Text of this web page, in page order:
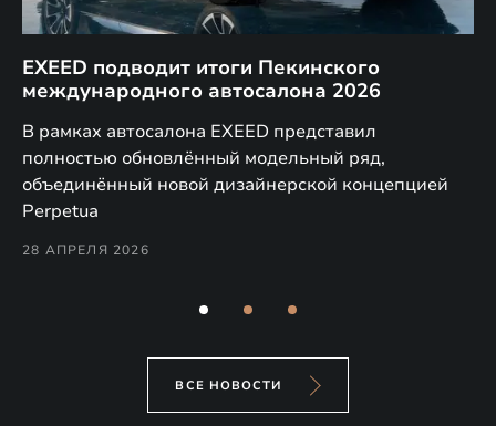
EXEED подводит итоги Пекинского
международного автосалона 2026
В рамках автосалона EXEED представил
полностью обновлённый модельный ряд,
объединённый новой дизайнерской концепцией
Perpetua
28 АПРЕЛЯ 2026
ВСЕ НОВОСТИ